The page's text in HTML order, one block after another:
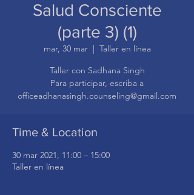
Salud Consciente
(parte 3) (1)
mar, 30 mar
  |
Taller en línea
Taller con Sadhana Singh
Para participar, escriba a
officeadhanasingh.counseling@gmail.com
Time & Location
30 mar 2021, 11:00 – 15:00
Taller en línea